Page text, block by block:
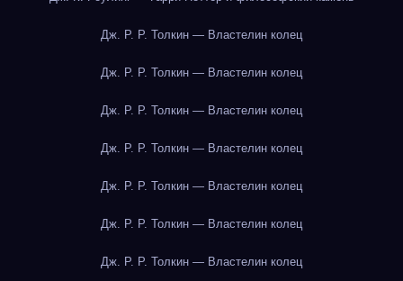
Дж. Р. Р. Толкин — Властелин колец
Дж. Р. Р. Толкин — Властелин колец
Дж. Р. Р. Толкин — Властелин колец
Дж. Р. Р. Толкин — Властелин колец
Дж. Р. Р. Толкин — Властелин колец
Дж. Р. Р. Толкин — Властелин колец
Дж. Р. Р. Толкин — Властелин колец